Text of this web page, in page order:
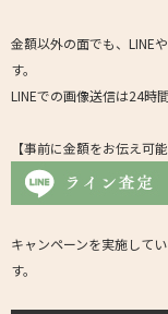
金額以外の面でも、LINE
す。
LINEでの画像送信は24時
【事前に金額をお伝え可
キャンペーンを実施して
す。